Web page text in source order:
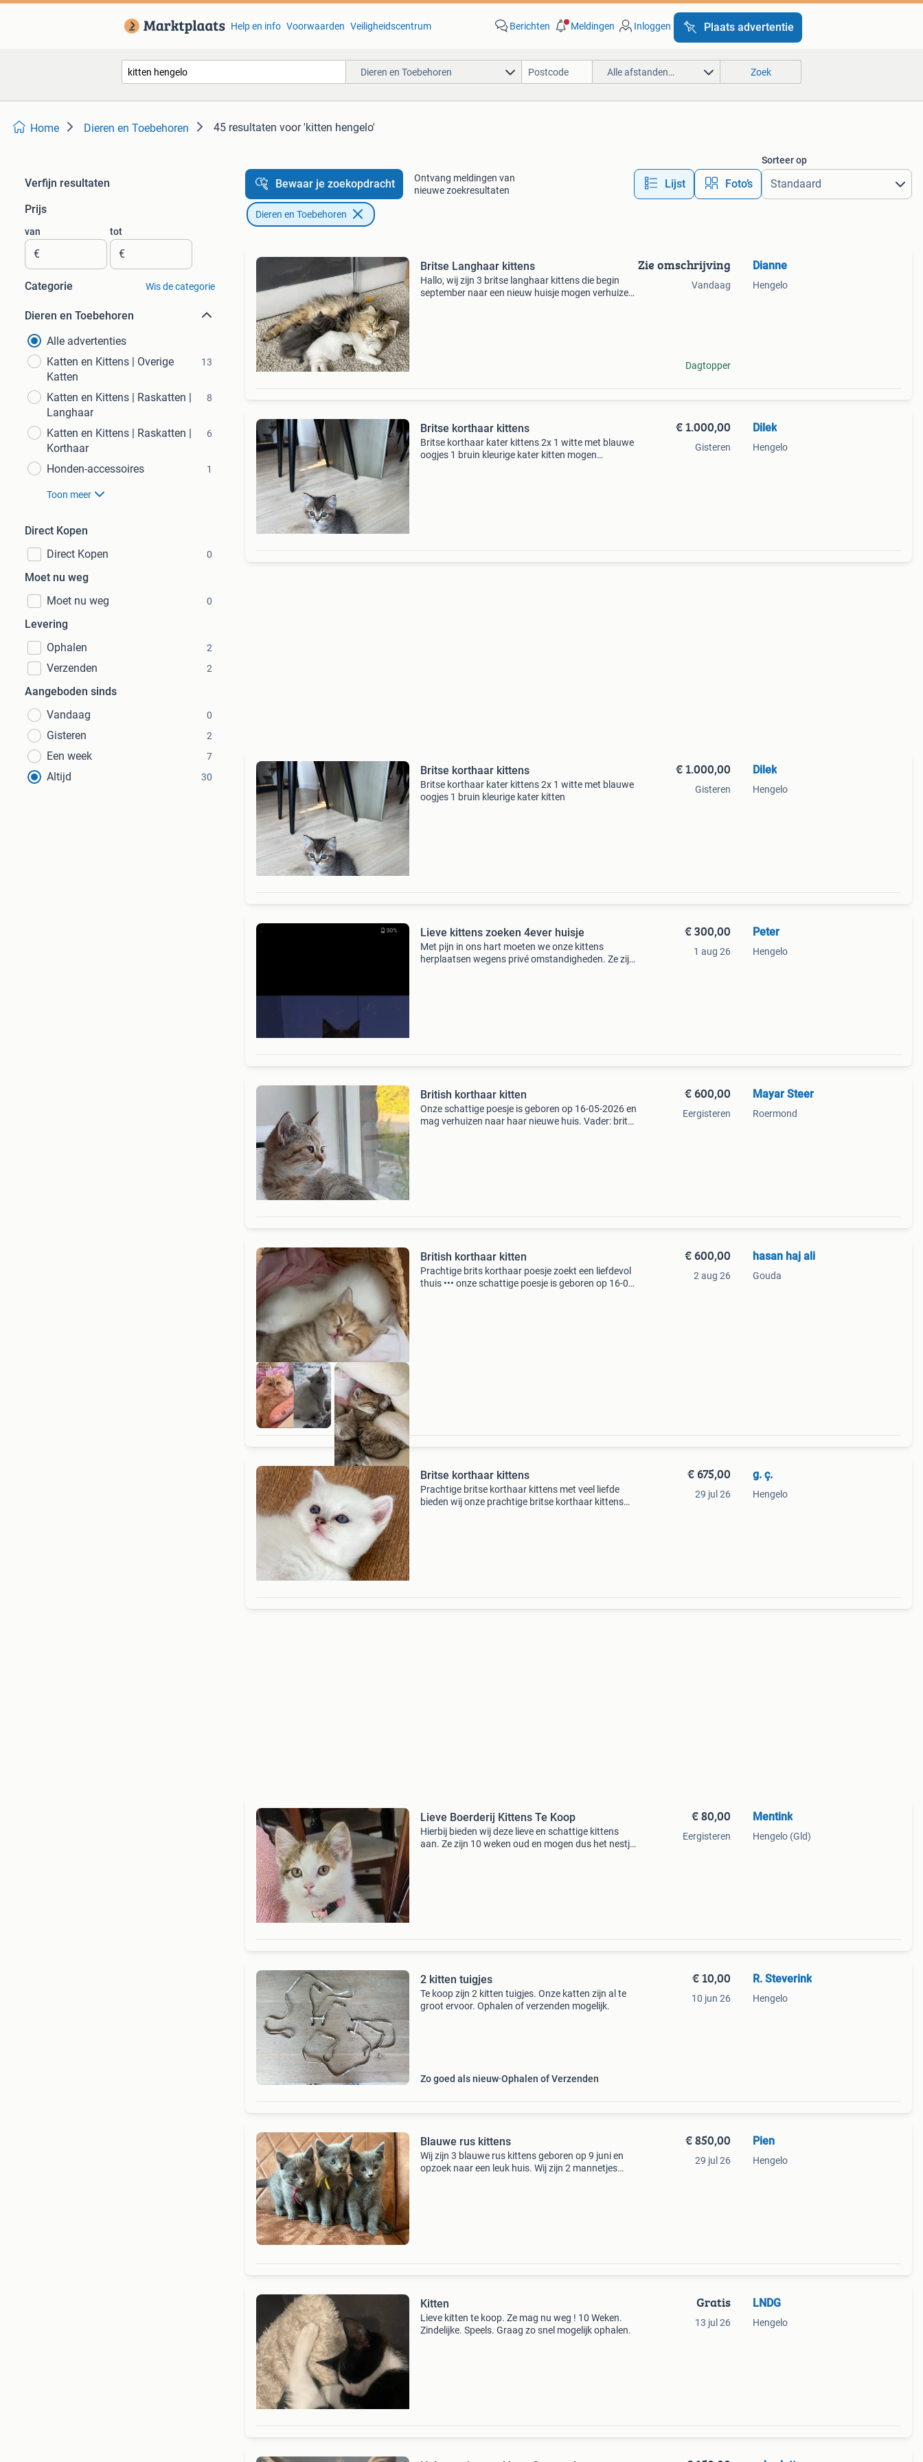
Help en info Voorwaarden Veiligheidscentrum Berichten Meldingen Inloggen Plaats advertentie
Dieren en Toebehoren Alle afstanden… Zoek
Home Dieren en Toebehoren 45 resultaten voor 'kitten hengelo'
Verfijn resultaten
Prijs
van
€
tot
€
Categorie Wis de categorie
Dieren en Toebehoren
Alle advertenties
Katten en Kittens | Overige
Katten
13
Katten en Kittens | Raskatten |
Langhaar
8
Katten en Kittens | Raskatten |
Korthaar
6
Honden-accessoires 1
Toon meer
Direct Kopen
Direct Kopen
0
Moet nu weg
Moet nu weg
0
Levering
Ophalen
2
Verzenden 2
Aangeboden sinds
Vandaag
0
Gisteren 2
Een week 7
Altijd 30
Bewaar je zoekopdracht
Ontvang meldingen van
nieuwe zoekresultaten
Lijst Foto’s
Sorteer op
Dieren en Toebehoren
Britse Langhaar kittens
Hallo, wij zijn 3 britse langhaar kittens die begin
september naar een nieuw huisje mogen verhuizen.
Zie omschrijving
Vandaag
Dagtopper
Dianne
Hengelo
Britse korthaar kittens
Britse korthaar kater kittens 2x 1 witte met blauwe
oogjes 1 bruin kleurige kater kitten mogen
€ 1.000,00
Gisteren
Dilek
Hengelo
Britse korthaar kittens
Britse korthaar kater kittens 2x 1 witte met blauwe
oogjes 1 bruin kleurige kater kitten
€ 1.000,00
Gisteren
Dilek
Hengelo
Lieve kittens zoeken 4ever huisje
Met pijn in ons hart moeten we onze kittens
herplaatsen wegens privé omstandigheden. Ze zijn
€ 300,00
1 aug 26
Peter
Hengelo
British korthaar kitten
Onze schattige poesje is geboren op 16-05-2026 en
mag verhuizen naar haar nieuwe huis. Vader: brits
€ 600,00
Eergisteren
Mayar Steer
Roermond
British korthaar kitten
Prachtige brits korthaar poesje zoekt een liefdevol
thuis ••• onze schattige poesje is geboren op 16-05-
€ 600,00
2 aug 26
hasan haj ali
Gouda
Britse korthaar kittens
Prachtige britse korthaar kittens met veel liefde
bieden wij onze prachtige britse korthaar kittens
€ 675,00
29 jul 26
g. ç.
Hengelo
Lieve Boerderij Kittens Te Koop
Hierbij bieden wij deze lieve en schattige kittens
aan. Ze zijn 10 weken oud en mogen dus het nestje
€ 80,00
Eergisteren
Mentink
Hengelo (Gld)
2 kitten tuigjes
Te koop zijn 2 kitten tuigjes. Onze katten zijn al te
groot ervoor. Ophalen of verzenden mogelijk.
Zo goed als nieuw Ophalen of Verzenden
€ 10,00
10 jun 26
R. Steverink
Hengelo
Blauwe rus kittens
Wij zijn 3 blauwe rus kittens geboren op 9 juni en
opzoek naar een leuk huis. Wij zijn 2 mannetjes
€ 850,00
29 jul 26
Pien
Hengelo
Kitten
Lieve kitten te koop. Ze mag nu weg ! 10 Weken.
Zindelijke. Speels. Graag zo snel mogelijk ophalen.
Gratis
13 jul 26
LNDG
Hengelo